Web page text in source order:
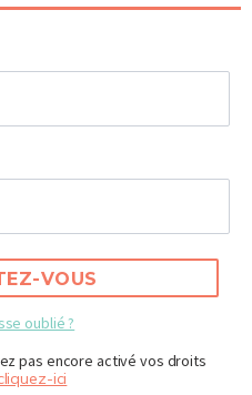
VOUS
oublié ?
pas encore activé vos droits
ici